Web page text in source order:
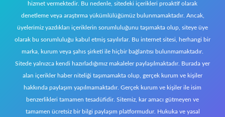
hizmet vermektedir. Bu nedenle, sitedeki içerikleri proaktif olarak
denetleme veya araştırma yükümlülüğümüz bulunmamaktadır. Ancak,
üyelerimiz yazdıkları içeriklerin sorumluluğunu taşımakta olup, siteye üye
olarak bu sorumluluğu kabul etmiş sayılırlar. Bu internet sitesi, herhangi bir
marka, kurum veya şahıs şirketi ile hiçbir bağlantısı bulunmamaktadır.
Sitede yalnızca kendi hazırladığımız makaleler paylaşılmaktadır. Burada yer
alan içerikler haber niteliği taşımamakta olup, gerçek kurum ve kişiler
hakkında paylaşım yapılmamaktadır. Gerçek kurum ve kişiler ile isim
benzerlikleri tamamen tesadüfidir. Sitemiz, kar amacı gütmeyen ve
tamamen ücretsiz bir bilgi paylaşım platformudur. Hukuka ve yasal